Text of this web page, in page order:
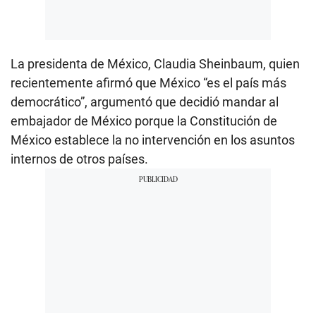
La presidenta de México, Claudia Sheinbaum, quien
recientemente afirmó que México “es el país más
democrático”, argumentó que decidió mandar al
embajador de México porque la Constitución de
México establece la no intervención en los asuntos
internos de otros países.